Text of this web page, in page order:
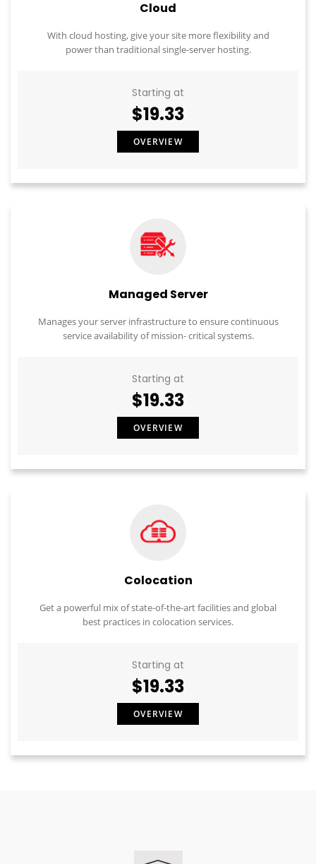
Cloud
With cloud hosting, give your site more flexibility and
power than traditional single-server hosting.
Starting at
$19.33
OVERVIEW
Managed Server
Manages your server infrastructure to ensure continuous
service availability of mission- critical systems.
Starting at
$19.33
OVERVIEW
Colocation
Get a powerful mix of state-of-the-art facilities and global
best practices in colocation services.
Starting at
$19.33
OVERVIEW